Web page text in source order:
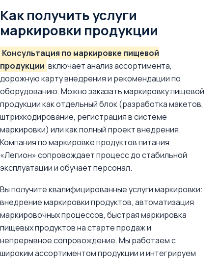
Как получить услуги
маркировки продукции
Консультация по маркировке пищевой
продукции включает анализ ассортимента,
дорожную карту внедрения и рекомендации по
оборудованию. Можно заказать маркировку пищевой
продукции как отдельный блок (разработка макетов,
штрихкодирование, регистрация в системе
маркировки) или как полный проект внедрения.
Компания по маркировке продуктов питания
«Легион» сопровождает процесс до стабильной
эксплуатации и обучает персонал.
Вы получите квалифицированные услуги маркировки:
внедрение маркировки продуктов, автоматизация
маркировочных процессов, быстрая маркировка
пищевых продуктов на старте продаж и
непрерывное сопровождение. Мы работаем с
широким ассортиментом продукции и интегрируем